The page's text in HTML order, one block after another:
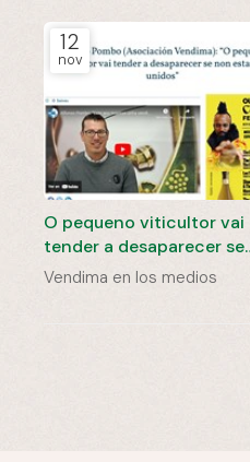
12
nov
O pequeno viticultor vai
tender a desaparecer se
non estamos unidos
Vendima en los medios